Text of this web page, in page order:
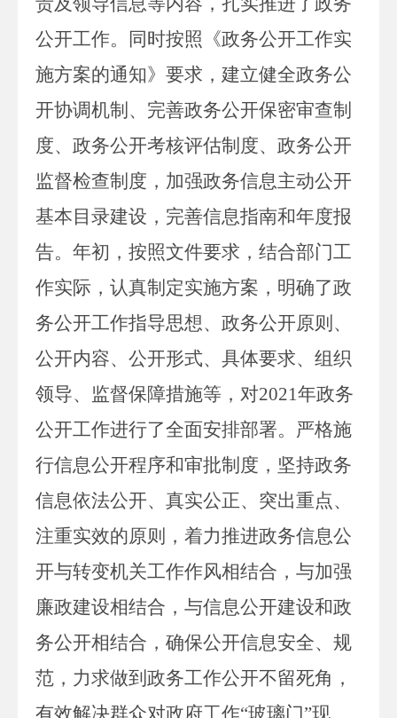
公开工作。同时按照《政务公开工作实
施方案的通知》要求，建立健全政务公
开协调机制、完善政务公开保密审查制
度、政务公开考核评估制度、政务公开
监督检查制度，加强政务信息主动公开
基本目录建设，完善信息指南和年度报
告。年初，按照文件要求，结合部门工
作实际，认真制定实施方案，明确了政
务公开工作指导思想、政务公开原则、
公开内容、公开形式、具体要求、组织
领导、监督保障措施等，对2021年政务
公开工作进行了全面安排部署。严格施
行信息公开程序和审批制度 ， 坚持政务
信息依法公开、真实公正、突出重点、
注重实效的原则，着力推进政务信息公
开与转变机关工作作风相结合，与加强
廉政建设相结合，与信息公开建设和政
务公开相结合，确保公开信息安全、 规
范 ， 力求做到政务工作公开不留死角，
有效解决群众对政府工作“玻璃门”现